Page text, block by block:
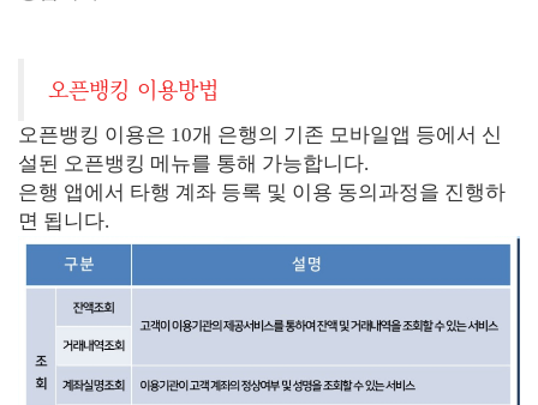
오픈뱅킹 이용방법
오픈뱅킹 이용은 10개 은행의 기존 모바일앱 등에서 신
설된 오픈뱅킹 메뉴를 통해 가능합니다.
은행 앱에서 타행 계좌 등록 및 이용 동의과정을 진행하
면 됩니다.